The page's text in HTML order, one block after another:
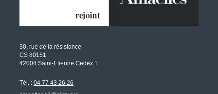
30, rue de la résistance
CS 80151
42004 Saint-Etienne Cedex 1
Tél. : 04 77 43 26 26